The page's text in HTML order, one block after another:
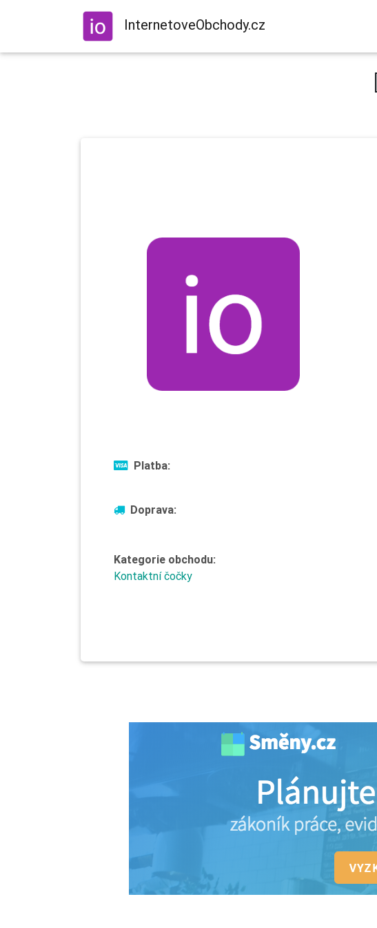
InternetoveObchody.cz
Platba:
Doprava:
Kategorie obchodu:
Kontaktní čočky